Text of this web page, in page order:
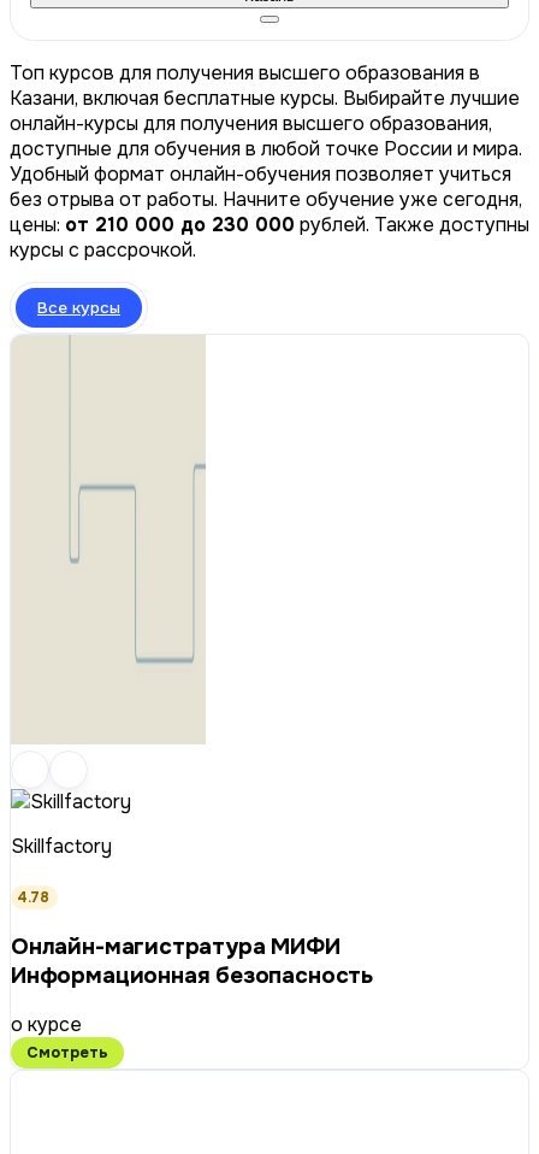
Топ курсов для получения высшего образования в
Казани, включая бесплатные курсы. Выбирайте лучшие
онлайн-курсы для получения высшего образования,
доступные для обучения в любой точке России и мира.
Удобный формат онлайн-обучения позволяет учиться
без отрыва от работы. Начните обучение уже сегодня,
цены: от 210 000 до 230 000 рублей. Также доступны
курсы с рассрочкой.
Все курсы
Skillfactory
4.78
Онлайн-магистратура МИФИ
Информационная безопасность
о курсе
Смотреть